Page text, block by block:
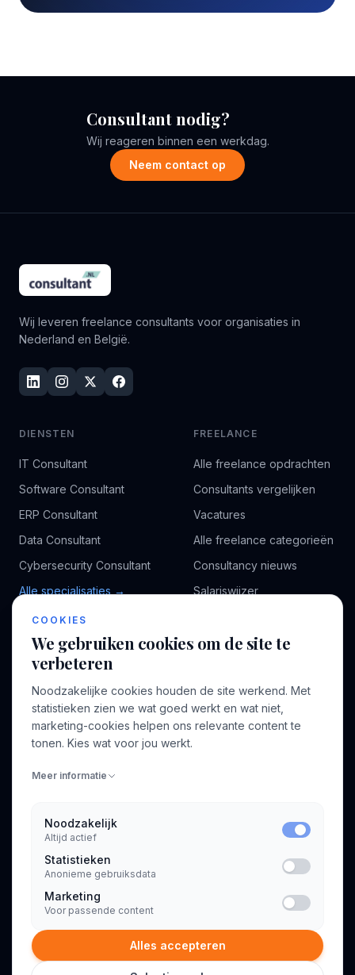
Consultant nodig?
Wij reageren binnen een werkdag.
Neem contact op
Wij leveren freelance consultants voor organisaties in
Nederland en België.
DIENSTEN
IT Consultant
Software Consultant
ERP Consultant
Data Consultant
Cybersecurity Consultant
Alle specialisaties →
FREELANCE
Alle freelance opdrachten
Consultants vergelijken
Vacatures
Alle freelance categorieën
Consultancy nieuws
Salariswijzer
BEDRIJF
Over ons
Voor opdrachtgevers
Profiel aanmaken
INFORMATIE
Algemene voorwaarden
Privacyverklaring
COOKIES
We gebruiken cookies om de site te
verbeteren
Noodzakelijke cookies houden de site werkend. Met
statistieken zien we wat goed werkt en wat niet,
marketing-cookies helpen ons relevante content te
tonen. Kies wat voor jou werkt.
Meer informatie
Noodzakelijk
Altijd actief
Statistieken
Anonieme gebruiksdata
Marketing
Voor passende content
Alles accepteren